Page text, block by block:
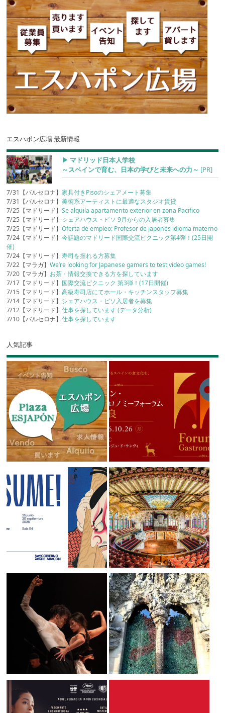
エスハポン広場 最新情報
▶︎ マドリッド日本人学校
～スペインで育む、日本の学びと未来への力～ [PR]
7/31【バルセロナ】家具付きPisoのシェアメート募集
7/31【バルセロナ】美術系アーティストに最適なスタジオ賃貸
7/25【マドリード】Se alquila apartamento exterior en zona Pacifico
7/25【マドリード】 シェアハウス・ピソ 9月からの入居者募集
7/25【マドリード】Oferta de empleo: Profesor de japonés idioma materno
7/24【マドリード】今話題のマドリード国際交流ピクニック第4弾！(25日開
催)
7/24【マドリード】寿司を握れる方募集
7/22【マラガ】We’re looking for Japanese gamers to test video games!
7/20【マラガ】 お茶・情報交換できる方を探しています
7/17【マドリード】 国際交流ピクニック 第3弾！(17日開催)
7/15【マドリード】高級寿司店にてホール・キッチンスタッフ募集
7/14【マドリード】 シェアハウス・ピソ入居者を募集
7/12【マドリード】仕事を探しています (データ分析)
7/10【バルセロナ】仕事を探しています
人気記事